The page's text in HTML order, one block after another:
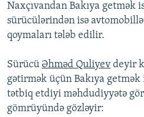
Naxçıvandan Bakıya getmək
sürücülərindən isə
qoymaları tələb edilir.
Sürücü Əhməd Quliyev deyir
gətirmək üçün Bakıya
tətbiq etdiyi məhdudiyyətə
gömrüyündə gözləyir: